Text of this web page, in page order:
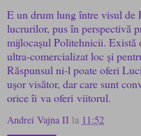
E un drum lung între visul de
lucrurilor, pus în perspectivă
mijlocașul Politehnicii. Există
ultra-comercializat loc și
Răspunsul ni-l poate oferi
ușor visător, dar care sunt
orice îi va oferi viitorul.
Andrei Vajna II la 11:52